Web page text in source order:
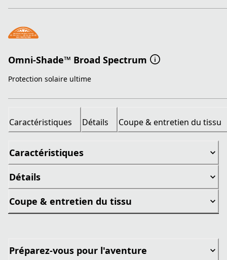
Omni-Shade™ Broad Spectrum
Protection solaire ultime
Caractéristiques Détails Coupe & entretien du tissu
Caractéristiques
Détails
Coupe & entretien du tissu
Préparez-vous pour l'aventure